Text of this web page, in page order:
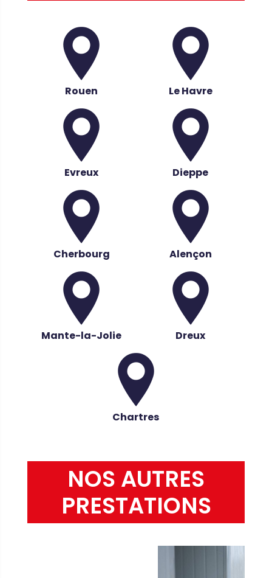
Rouen Le Havre
Evreux Dieppe
Cherbourg Alençon
Mante-la-Jolie Dreux
Chartres
NOS AUTRES
PRESTATIONS